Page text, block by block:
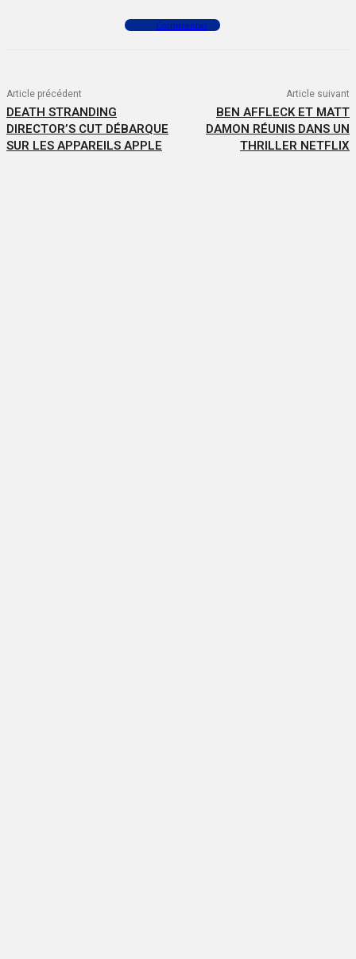
Commenter
Article précédent
DEATH STRANDING
DIRECTOR’S CUT DÉBARQUE
SUR LES APPAREILS APPLE
Article suivant
BEN AFFLECK ET MATT
DAMON RÉUNIS DANS UN
THRILLER NETFLIX